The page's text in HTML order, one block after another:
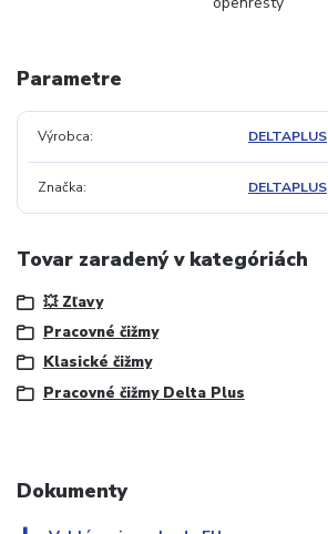
Parametre
Výrobca DELTAPLUS
Značka DELTAPLUS
Tovar zaradený v kategóriách
💥 Zľavy
Pracovné čižmy
Klasické čižmy
Pracovné čižmy Delta Plus
Dokumenty